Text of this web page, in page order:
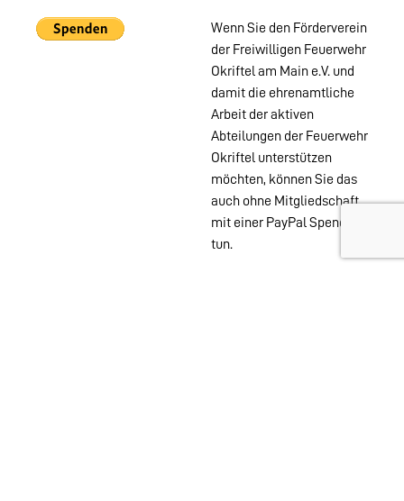
Wenn Sie den Förderverein
der Freiwilligen Feuerwehr
Okriftel am Main e.V. und
damit die ehrenamtliche
Arbeit der aktiven
Abteilungen der Feuerwehr
Okriftel unterstützen
möchten, können Sie das
auch ohne Mitgliedschaft
mit einer PayPal Spende
tun.